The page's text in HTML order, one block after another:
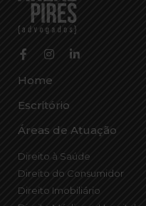
Home
Escritório
Áreas de Atuação
Direito à Saúde
Direito do Consumidor
Direito Imobiliário